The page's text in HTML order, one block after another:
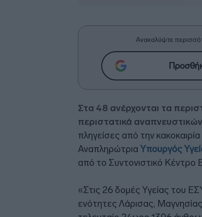
Ανακαλύψτε
Στα 48 ανέρχονται τα
περιστατικά
πληγείσες από την
Αναπληρώτρια Υπουργός
από το Συντονιστικό Κέντρο
«Στις 26 δομές Υγείας του
ενότητες Λάρισας,